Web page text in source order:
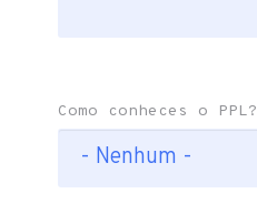
Como conheces o PPL?